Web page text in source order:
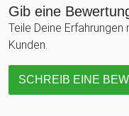
Gib eine
Teile Deine
Kunden.
SCHREIB EINE